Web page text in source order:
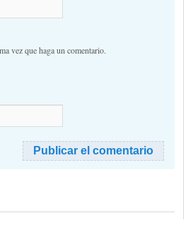
vez que haga un comentario.